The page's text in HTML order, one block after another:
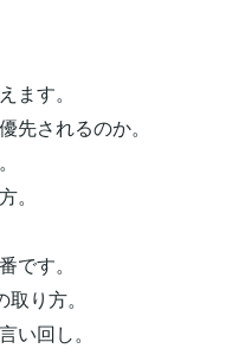
ます。
先されるのか。
。
です。
り方。
い回し。